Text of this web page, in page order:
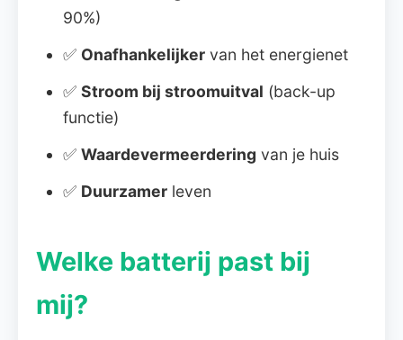
90%)
✅ Onafhankelijker van het energienet
✅ Stroom bij stroomuitval (back-up
functie)
✅ Waardevermeerdering van je huis
✅ Duurzamer leven
Welke batterij past bij
mij?